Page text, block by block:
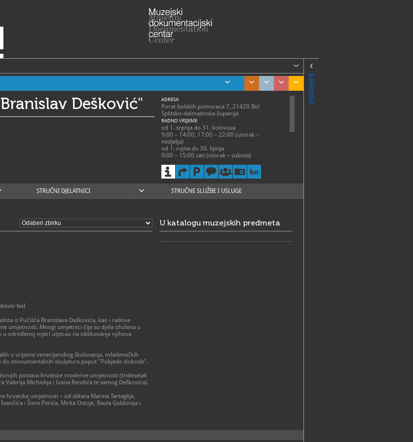
kalendar
Dešković" ADRESA
Porat bolskih pomoraca 7, 21420 Bol
Splitsko-dalmatinska županija
RADNO VRIJEME
od 1. srpnja do 31. kolovoza
9:00 – 14:00, 17:00 – 22:00 (utorak –
nedjelja)
od 1. rujna do 30. lipnja
9:00 – 15:00 sati (utorak – subota)
praznika.
021/637-092, 091-6352-700
E
centar.za.kulturu.brac@st.t-com.hr,
galerija.deskovic@gmail.com
W
http://czk-brac.hr/index.php/o-galeriji-
STRUČNI DJELATNICI STRUČNE SLUŽBE I USLUGE
bol
iz Pučišća Branislava Deškovića, kao i radove
umjetnosti. Mnogi umjetnici čija su djela izložena u
u određenoj mjeri utjecao na oblikovanje njihova
u vrijeme venecijanskog školovanja, mladenačkih
monumentalnih skulptura poput "Pobjede slobode".
postava hrvatske moderne umjetnosti (tridesetak
Valerija Michielija i Ivana Rendića te samog Deškovića).
hrvatske umjetnosti – od slikara Marina Tartaglije,
i Šime Perića, Mirka Ostoje, Raula Goldonija i
U katalogu muzejskih predmeta